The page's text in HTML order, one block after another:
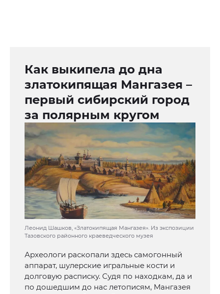
Как выкипела до дна
златокипящая Мангазея –
первый сибирский город
за полярным кругом
Леонид Шашков, «Златокипящая Мангазея». Из экспозиции
Тазовского районного краеведческого музея
Археологи раскопали здесь самогонный
аппарат, шулерские игральные кости и
долговую расписку. Судя по находкам, да и
по дошедшим до нас летописям, Мангазея